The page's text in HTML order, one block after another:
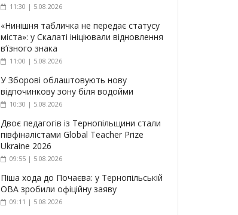
11:30 | 5.08.2026
«Нинішня табличка не передає статусу
міста»: у Скалаті ініціювали відновлення
в’їзного знака
11:00 | 5.08.2026
У Зборові облаштовують нову
відпочинкову зону біля водойми
10:30 | 5.08.2026
Двоє педагогів із Тернопільщини стали
півфіналістами Global Teacher Prize
Ukraine 2026
09:55 | 5.08.2026
Піша хода до Почаєва: у Тернопільській
ОВА зробили офіційну заяву
09:11 | 5.08.2026